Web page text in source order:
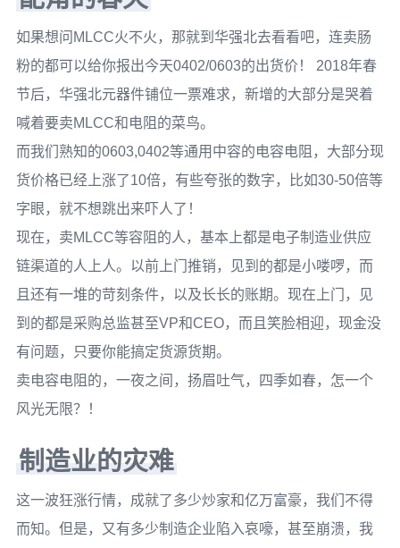
如果想问MLCC火不火，那就到华强北去看看吧，连卖肠
粉的都可以给你报出今天0402/0603的出货价！ 2018年春
节后，华强北元器件铺位一票难求，新增的大部分是哭着
喊着要卖MLCC和电阻的菜鸟。
而我们熟知的0603,0402等通用中容的电容电阻，大部分现
货价格已经上涨了10倍，有些夸张的数字，比如30-50倍等
字眼，就不想跳出来吓人了！
现在，卖MLCC等容阻的人，基本上都是电子制造业供应
链渠道的人上人。以前上门推销，见到的都是小喽啰，而
且还有一堆的苛刻条件，以及长长的账期。现在上门，见
到的都是采购总监甚至VP和CEO，而且笑脸相迎，现金没
有问题，只要你能搞定货源货期。
卖电容电阻的，一夜之间，扬眉吐气，四季如春，怎一个
风光无限？！
制造业的灾难
这一波狂涨行情，成就了多少炒家和亿万富豪，我们不得
而知。但是，又有多少制造企业陷入哀嚎，甚至崩溃，我